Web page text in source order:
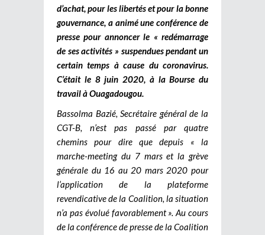
d’achat, pour les libertés et pour la bonne
gouvernance, a animé une conférence de
presse pour annoncer le « redémarrage
de ses activités » suspendues pendant un
certain temps à cause du coronavirus.
C’était le 8 juin 2020, à la Bourse du
travail à Ouagadougou.
Bassolma Bazié, Secrétaire général de la
CGT-B, n’est pas passé par quatre
chemins pour dire que depuis « la
marche-meeting du 7 mars et la grève
générale du 16 au 20 mars 2020 pour
l’application de la plateforme
revendicative de la Coalition, la situation
n’a pas évolué favorablement ». Au cours
de la conférence de presse de la Coalition